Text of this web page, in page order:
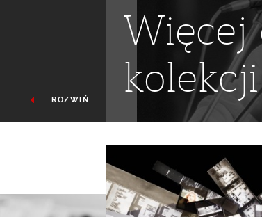
ROZWIŃ
Więcej
kolekcji